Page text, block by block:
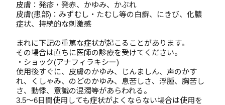
皮膚：発疹・発赤、かゆみ、かぶれ
皮膚(患部)：みずむし・たむし等の白癬、にきび、化膿
症状、持続的な刺激感
まれに下記の重篤な症状が起こることがあります。
その場合は直ちに医師の診療を受けてください。
・ショック(アナフィラキシー)
使用後すぐに、皮膚のかゆみ、じんましん、声のかす
れ、くしゃみ、のどのかゆみ、息苦しさ、浮腫、胸苦し
さ、動悸、意識の混濁等があらわれる。
3.5～6日間使用しても症状がよくならない場合は使用を